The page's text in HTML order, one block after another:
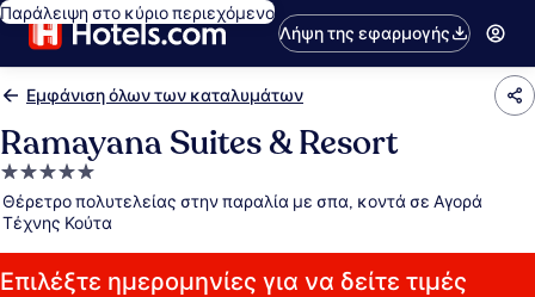
Παράλειψη στο κύριο περιεχόμενο
Λήψη της εφαρμογής
Εμφάνιση όλων των καταλυμάτων
Ramayana Suites & Resort
Κατάλυμα
με
5.0
αστέρια
Θέρετρο πολυτελείας στην παραλία με σπα, κοντά σε Αγορά
Τέχνης Κούτα
Επιλέξτε ημερομηνίες για να δείτε τιμές